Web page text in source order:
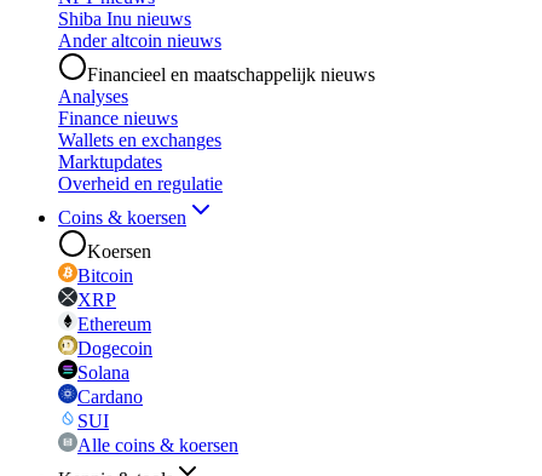
Shiba Inu nieuws
Ander altcoin nieuws
Financieel en maatschappelijk nieuws
Analyses
Finance nieuws
Wallets en exchanges
Marktupdates
Overheid en regulatie
Coins & koersen
Koersen
Bitcoin
XRP
Ethereum
Dogecoin
Solana
Cardano
SUI
Alle coins & koersen